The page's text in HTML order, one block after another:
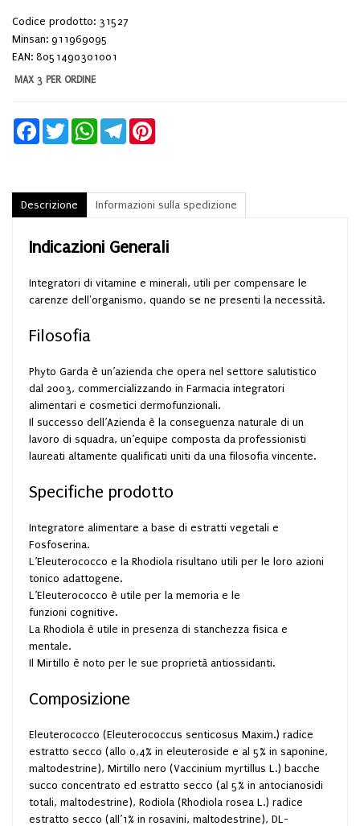
Codice prodotto: 31527
Minsan: 911969095
EAN: 8051490301001
MAX 3 PER ORDINE
FacebookTwitter WhatsAppTelegram
Descrizione Informazioni sulla spedizione
Indicazioni Generali
Integratori di vitamine e minerali, utili per compensare le
carenze dell'organismo, quando se ne presenti la necessità.
Filosofia
Phyto Garda è un’azienda che opera nel settore salutistico
dal 2003, commercializzando in Farmacia integratori
alimentari e cosmetici dermofunzionali.
Il successo dell’Azienda è la conseguenza naturale di un
lavoro di squadra, un’equipe composta da professionisti
laureati altamente qualificati uniti da una filosofia vincente.
Specifiche prodotto
Integratore alimentare a base di estratti vegetali e
Fosfoserina.
L’Eleuterococco e la Rhodiola risultano utili per le loro azioni
tonico adattogene.
L’Eleuterococco è utile per la memoria e le
funzioni cognitive.
La Rhodiola è utile in presenza di stanchezza fisica e
mentale.
Il Mirtillo è noto per le sue proprietà antiossidanti.
Composizione
Eleuterococco (Eleuterococcus senticosus Maxim.) radice
estratto secco (allo 0,4% in eleuteroside e al 5% in saponine,
maltodestrine), Mirtillo nero (Vaccinium myrtillus L.) bacche
succo concentrato ed estratto secco (al 5% in antocianosidi
totali, maltodestrine), Rodiola (Rhodiola rosea L.) radice
estratto secco (all’1% in rosavini, maltodestrine), DL-